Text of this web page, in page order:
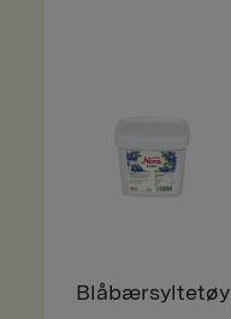
Blåbærsyltetøy